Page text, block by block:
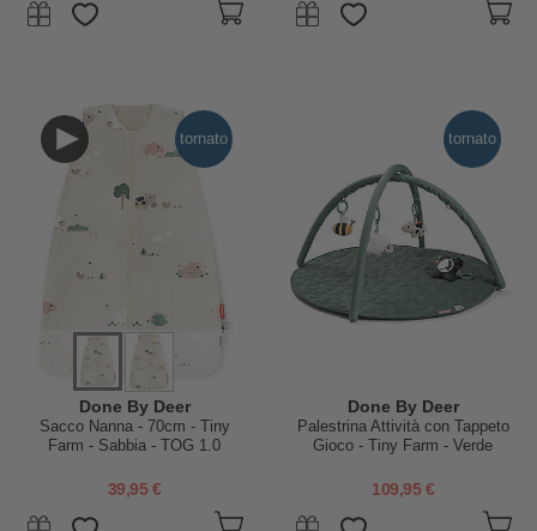
tornato
Done By Deer
Sacco Nanna - 70cm - Tiny
Farm - Sabbia - TOG 1.0
39,95 €
tornato
Done By Deer
Palestrina Attività con Tappeto
Gioco - Tiny Farm - Verde
109,95 €